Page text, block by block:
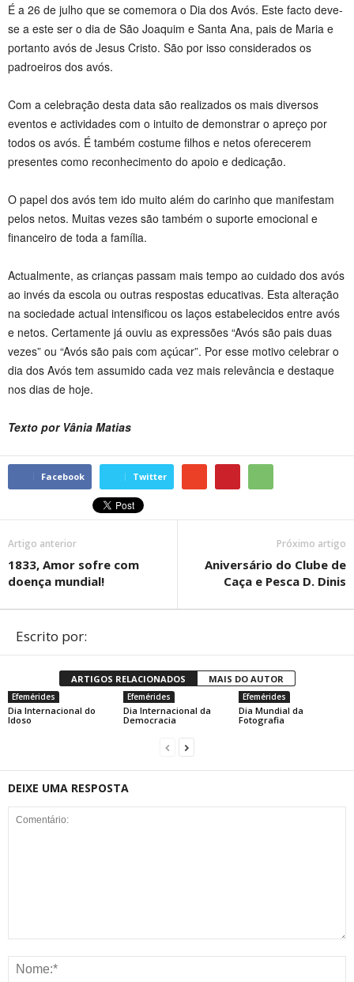
É a 26 de julho que se comemora o Dia dos Avós. Este facto deve-
se a este ser o dia de São Joaquim e Santa Ana, pais de Maria e
portanto avós de Jesus Cristo. São por isso considerados os
padroeiros dos avós.
Com a celebração desta data são realizados os mais diversos
eventos e actividades com o intuito de demonstrar o apreço por
todos os avós. É também costume filhos e netos oferecerem
presentes como reconhecimento do apoio e dedicação.
O papel dos avós tem ido muito além do carinho que manifestam
pelos netos. Muitas vezes são também o suporte emocional e
financeiro de toda a família.
Actualmente, as crianças passam mais tempo ao cuidado dos avós
ao invés da escola ou outras respostas educativas. Esta alteração
na sociedade actual intensificou os laços estabelecidos entre avós
e netos. Certamente já ouviu as expressões “Avós são pais duas
vezes” ou “Avós são pais com açúcar”. Por esse motivo celebrar o
dia dos Avós tem assumido cada vez mais relevância e destaque
nos dias de hoje.
Texto por Vânia Matias
Facebook Twitter
Artigo anterior
1833, Amor sofre com
doença mundial!
Próximo artigo
Aniversário do Clube de
Caça e Pesca D. Dinis
Escrito por:
ARTIGOS RELACIONADOS MAIS DO AUTOR
Efemérides
Dia Internacional do
Idoso
Efemérides
Dia Internacional da
Democracia
Efemérides
Dia Mundial da
Fotografia
DEIXE UMA RESPOSTA